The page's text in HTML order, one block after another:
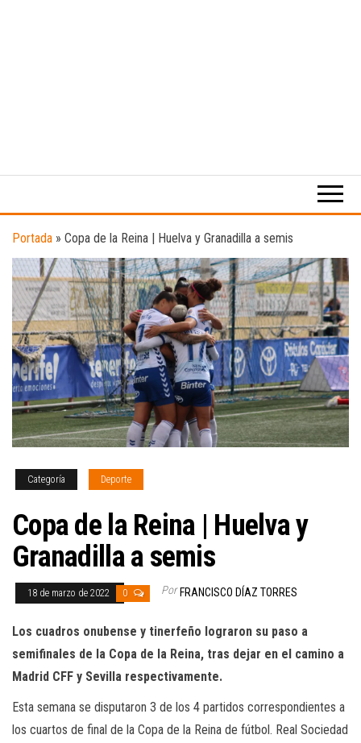
digital
el
deporte y
la
música.
Portada » Copa de la Reina | Huelva y Granadilla a semis
Categoría Deporte
Copa de la Reina | Huelva y
Granadilla a semis
18 de marzo de 2022 0 Por FRANCISCO DÍAZ TORRES
Los cuadros onubense y tinerfeño lograron su paso a
semifinales de la Copa de la Reina, tras dejar en el camino a
Madrid CFF y Sevilla respectivamente.
Esta semana se disputaron 3 de los 4 partidos correspondientes a
los cuartos de final de la Copa de la Reina de fútbol. Real Sociedad